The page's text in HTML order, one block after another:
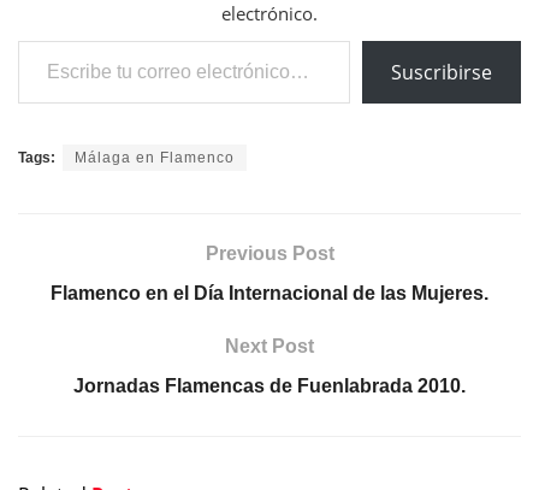
electrónico.
Escribe tu correo electrónico…
Suscribirse
Tags: Málaga en Flamenco
Previous Post
Flamenco en el Día Internacional de las Mujeres.
Next Post
Jornadas Flamencas de Fuenlabrada 2010.